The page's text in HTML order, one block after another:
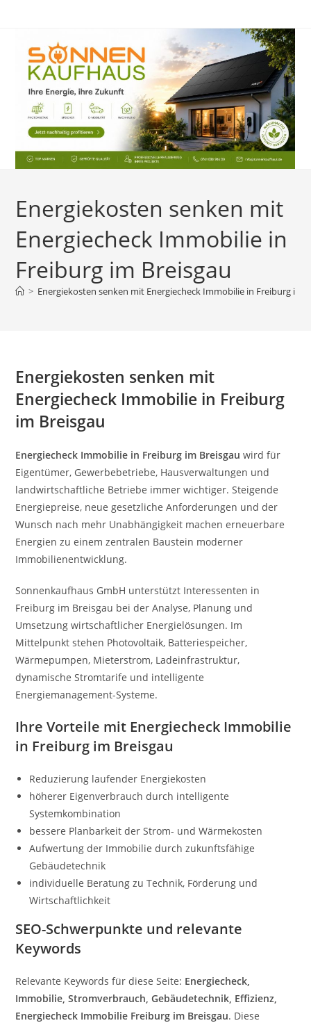
Energiekosten senken mit
Energiecheck Immobilie in
Freiburg im Breisgau
> Energiekosten senken mit Energiecheck Immobilie in Freiburg im
Energiekosten senken mit
Energiecheck Immobilie in Freiburg
im Breisgau
Energiecheck Immobilie in Freiburg im Breisgau wird für
Eigentümer, Gewerbebetriebe, Hausverwaltungen und
landwirtschaftliche Betriebe immer wichtiger. Steigende
Energiepreise, neue gesetzliche Anforderungen und der
Wunsch nach mehr Unabhängigkeit machen erneuerbare
Energien zu einem zentralen Baustein moderner
Immobilienentwicklung.
Sonnenkaufhaus GmbH unterstützt Interessenten in
Freiburg im Breisgau bei der Analyse, Planung und
Umsetzung wirtschaftlicher Energielösungen. Im
Mittelpunkt stehen Photovoltaik, Batteriespeicher,
Wärmepumpen, Mieterstrom, Ladeinfrastruktur,
dynamische Stromtarife und intelligente
Energiemanagement-Systeme.
Ihre Vorteile mit Energiecheck Immobilie
in Freiburg im Breisgau
Reduzierung laufender Energiekosten
höherer Eigenverbrauch durch intelligente
Systemkombination
bessere Planbarkeit der Strom- und Wärmekosten
Aufwertung der Immobilie durch zukunftsfähige
Gebäudetechnik
individuelle Beratung zu Technik, Förderung und
Wirtschaftlichkeit
SEO-Schwerpunkte und relevante
Keywords
Relevante Keywords für diese Seite: Energiecheck,
Immobilie, Stromverbrauch, Gebäudetechnik, Effizienz,
Energiecheck Immobilie Freiburg im Breisgau. Diese